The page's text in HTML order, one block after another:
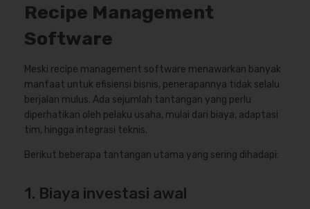
Recipe Management
Software
Meski recipe management software menawarkan banyak
manfaat untuk efisiensi bisnis, penerapannya tidak selalu
berjalan mulus. Ada sejumlah tantangan yang perlu
diperhatikan oleh pelaku usaha, mulai dari biaya, adaptasi
tim, hingga integrasi teknis.
Berikut beberapa tantangan utama yang sering dihadapi:
1. Biaya investasi awal